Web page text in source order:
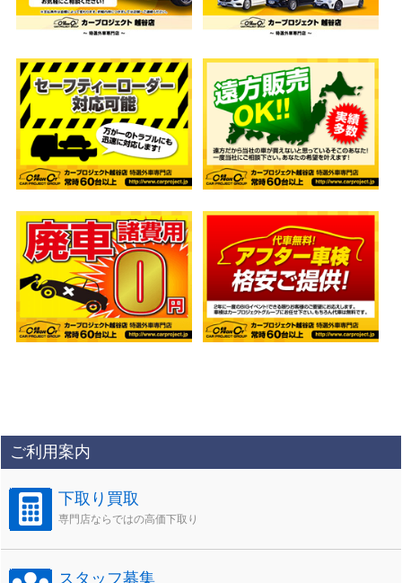
ご利用案内
下取り買取
専門店ならではの高価下取り
スタッフ募集